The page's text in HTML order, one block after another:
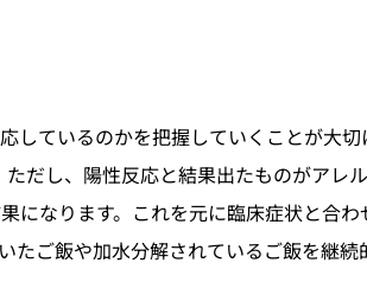
ているのかを把握していくことが大切
だし、陽性反応と結果出たものがアレ
になります。これを元に臨床症状と合
ご飯や加水分解されているご飯を継